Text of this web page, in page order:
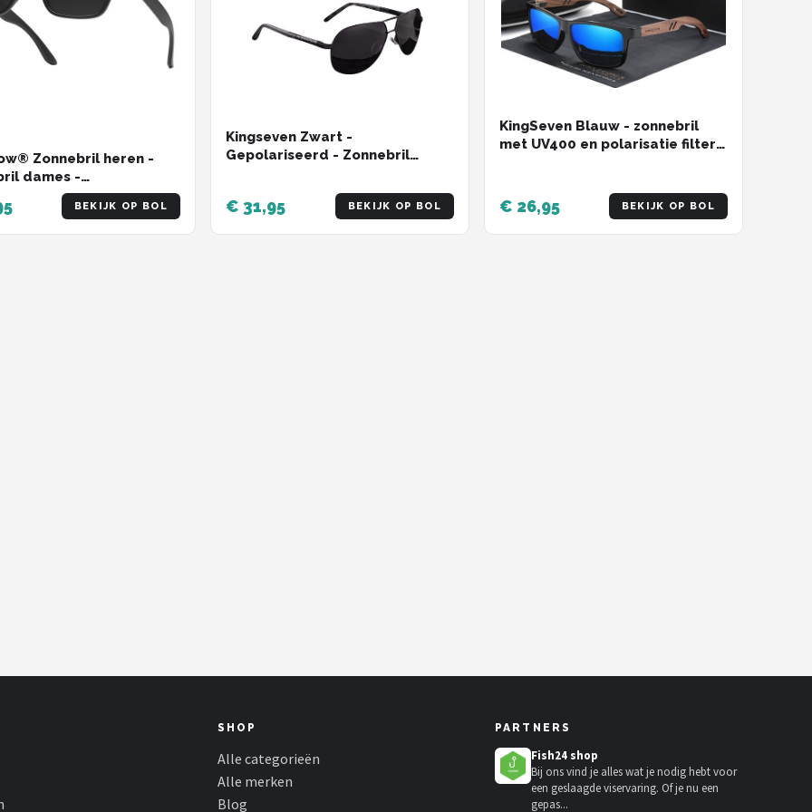
Zonnebril heren -
dames -
- X-CelLens -
BEKIJK OP BOL
Kingseven Zwart -
Gepolariseerd - Zonnebril
€ 31,95 BEKIJK OP BOL
KingSeven Blauw - zonnebril
met UV400 en polarisatie filter -
€ 26,95 BEKIJK OP BOL
SHOP
Alle categorieën
Alle merken
Blog
PARTNERS
Fish24 shop
Bij ons vind je alles wat je nodig hebt voor
een geslaagde viservaring. Of je nu een
gepas...